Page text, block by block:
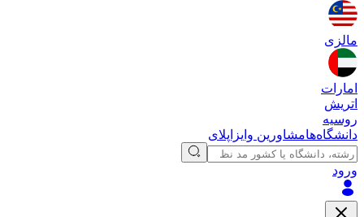
مالزی
امارات
اتریش
روسیه
دانشگاه‌هامشاورین وایزاپلای
ورود